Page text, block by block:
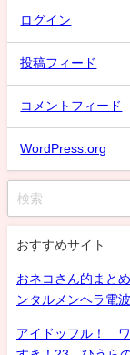
ログイン
投稿フィード
コメントフィード
WordPress.org
おすすめサイト
おネコさん的まと
ンタルメンヘラ電
アイドッフル！